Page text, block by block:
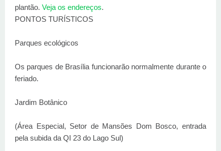
plantão. Veja os endereços.
PONTOS TURÍSTICOS
Parques ecológicos
Os parques de Brasília funcionarão normalmente durante o
feriado.
Jardim Botânico
(Área Especial, Setor de Mansões Dom Bosco, entrada
pela subida da QI 23 do Lago Sul)